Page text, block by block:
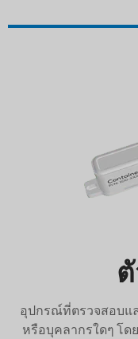
อุปกรณ์ที่ตรวจสอบแ
หรือบุคลากรใดๆ โ